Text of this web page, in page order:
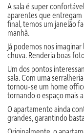
A sala é super
aparentes que
final, temos um janelão
manhã.
Já podemos nos
chuva. Renderia boas
Um dos pontos
sala. Com uma
tornou-se um home
tornando o espaço mais
O apartamento ainda
grandes, garantindo